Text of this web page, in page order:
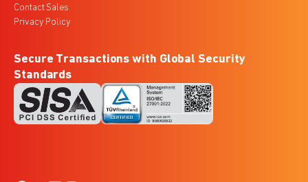
Contact Sales
Privacy Policy
Secure Transactions with Global Security
Standards